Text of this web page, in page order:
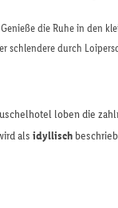
die Ruhe in den
schlendere durch
loben die
als idyllisch